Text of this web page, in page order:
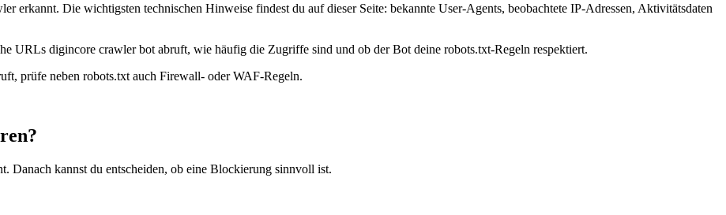
erkannt. Die wichtigsten technischen Hinweise findest du auf dieser Seite: bekannte User-Agents, beobachtete IP-Adressen, Aktivitätsdaten
URLs digincore crawler bot abruft, wie häufig die Zugriffe sind und ob der Bot deine robots.txt-Regeln respektiert.
prüfe neben robots.txt auch Firewall- oder WAF-Regeln.
kannst du entscheiden, ob eine Blockierung sinnvoll ist.